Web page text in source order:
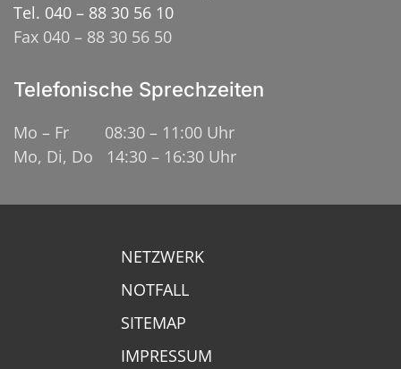
Tel. 040 – 88 30 56 10
Fax 040 – 88 30 56 50
Telefonische Sprechzeiten
Mo – Fr 08:30 – 11:00 Uhr
Mo, Di, Do 14:30 – 16:30 Uhr
NETZWERK
NOTFALL
SITEMAP
IMPRESSUM